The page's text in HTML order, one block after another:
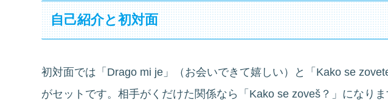
自己紹介と初対面
初対面では「Drago mi je」（お会いできて嬉しい）と「Kako se
がセットです。相手がくだけた関係なら「Kako se zoveš？」になりま